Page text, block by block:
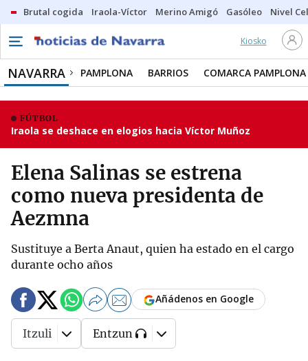
Brutal cogida Iraola-Víctor Merino Amigó Gasóleo Nivel
Kiosko
NAVARRA PAMPLONA BARRIOS COMARCA PAMPLONA
FÚTBOL
Iraola se deshace en elogios hacia Víctor Muñoz
Elena Salinas se estrena
como nueva presidenta de
Aezmna
Sustituye a Berta Anaut, quien ha estado en el cargo
durante ocho años
Añádenos en Google
Itzuli Entzun